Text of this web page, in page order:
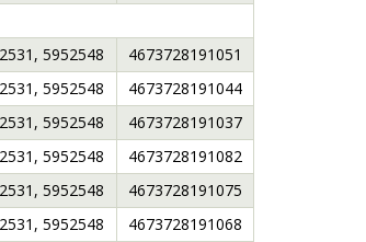
5952548
4673728191051
5952548
4673728191044
5952548
4673728191037
5952548
4673728191082
5952548
4673728191075
5952548
4673728191068